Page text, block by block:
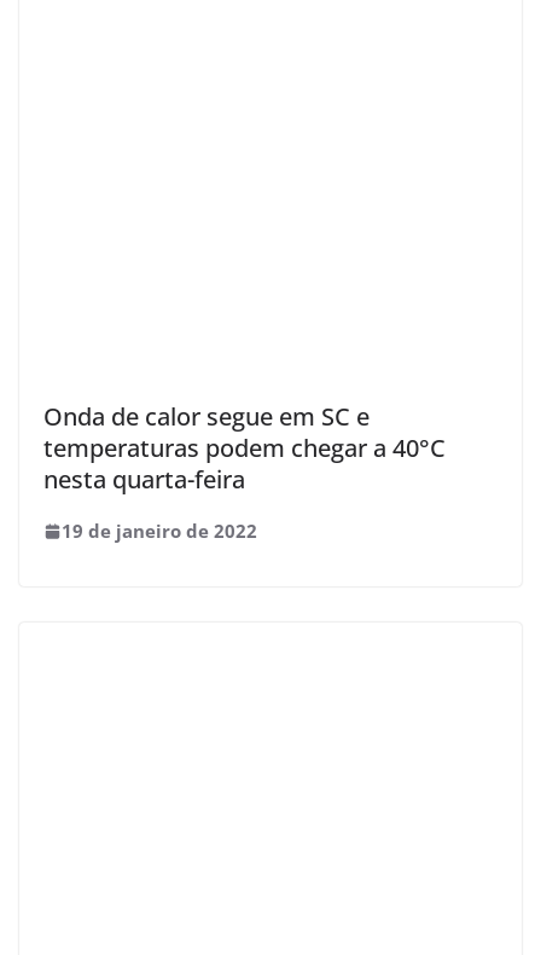
Onda de calor segue em SC e
temperaturas podem chegar a 40°C
nesta quarta-feira
19 de janeiro de 2022